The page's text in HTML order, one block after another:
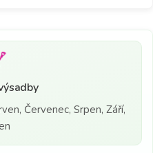
Červenec, Srpen, Září,